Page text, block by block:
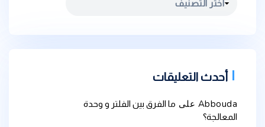
أحدث التعليقات
Abbouda على ما الفرق بين الفلتر و وحدة
المعالجة؟